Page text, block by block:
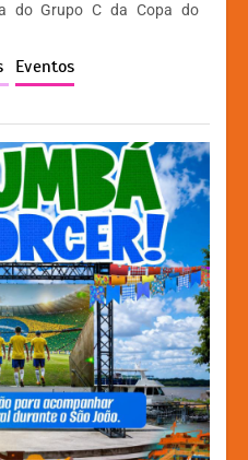
do Grupo C da Copa do
Eventos